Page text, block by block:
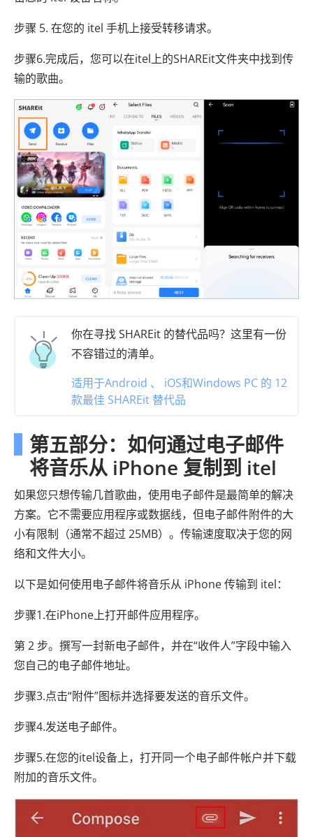
步骤 5. 在您的 itel 手机上接受转移请求。
步骤6.完成后，您可以在itel上的SHAREit文件夹中找到传
输的歌曲。
你在寻找 SHAREit 的替代品吗？这里有一份
不容错过的清单。
适用于Android 、 iOS和Windows PC 的 12
款最佳 SHAREit 替代品
第五部分：如何通过电子邮件
将音乐从 iPhone 复制到 itel
如果您只想传输几首歌曲，使用电子邮件是最简单的解决
方案。它不需要应用程序或数据线，但电子邮件附件的大
小有限制（通常不超过 25MB）。传输速度取决于您的网
络和文件大小。
以下是如何使用电子邮件将音乐从 iPhone 传输到 itel：
步骤1.在iPhone上打开邮件应用程序。
第 2 步。撰写一封新电子邮件，并在“收件人”字段中输入
您自己的电子邮件地址。
步骤3.点击“附件”图标并选择要发送的音乐文件。
步骤4.发送电子邮件。
步骤5.在您的itel设备上，打开同一个电子邮件帐户并下载
附加的音乐文件。